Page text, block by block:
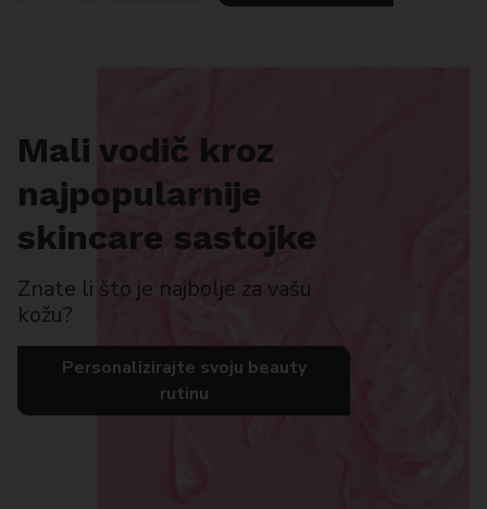
Mali vodič kroz
najpopularnije
skincare sastojke
Znate li što je najbolje za vašu
kožu?
Personalizirajte svoju beauty
rutinu